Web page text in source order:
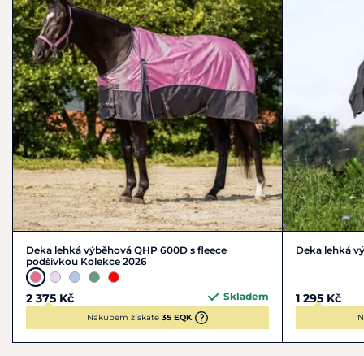
ideální pro každodenní použití
Materiál:1200D Oxford nylon (vnější část), fleece podšívka +
nylonová podšívka.
Pokyny k péči:Doporučujeme čistit podle potřeby, prát na
šetrný program a nechat volně uschnout. Nesušte v sušičce
a nevystavujte přímému zdroji tepla.
Fotografie je pouze ilustrační.
Deka lehká výběhová QHP 600D s fleece
podšívkou Kolekce 2026
2 375 Kč Skladem
Nákupem získáte 35 EQK
Deka lehká
1 295 Kč